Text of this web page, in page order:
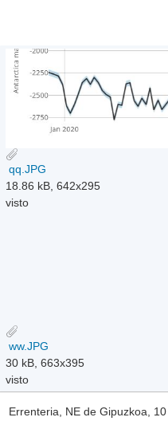
qq.JPG
18.86 kB, 642x295
visto
ww.JPG
30 kB, 663x395
visto
Errenteria, NE de Gipuzkoa, 10